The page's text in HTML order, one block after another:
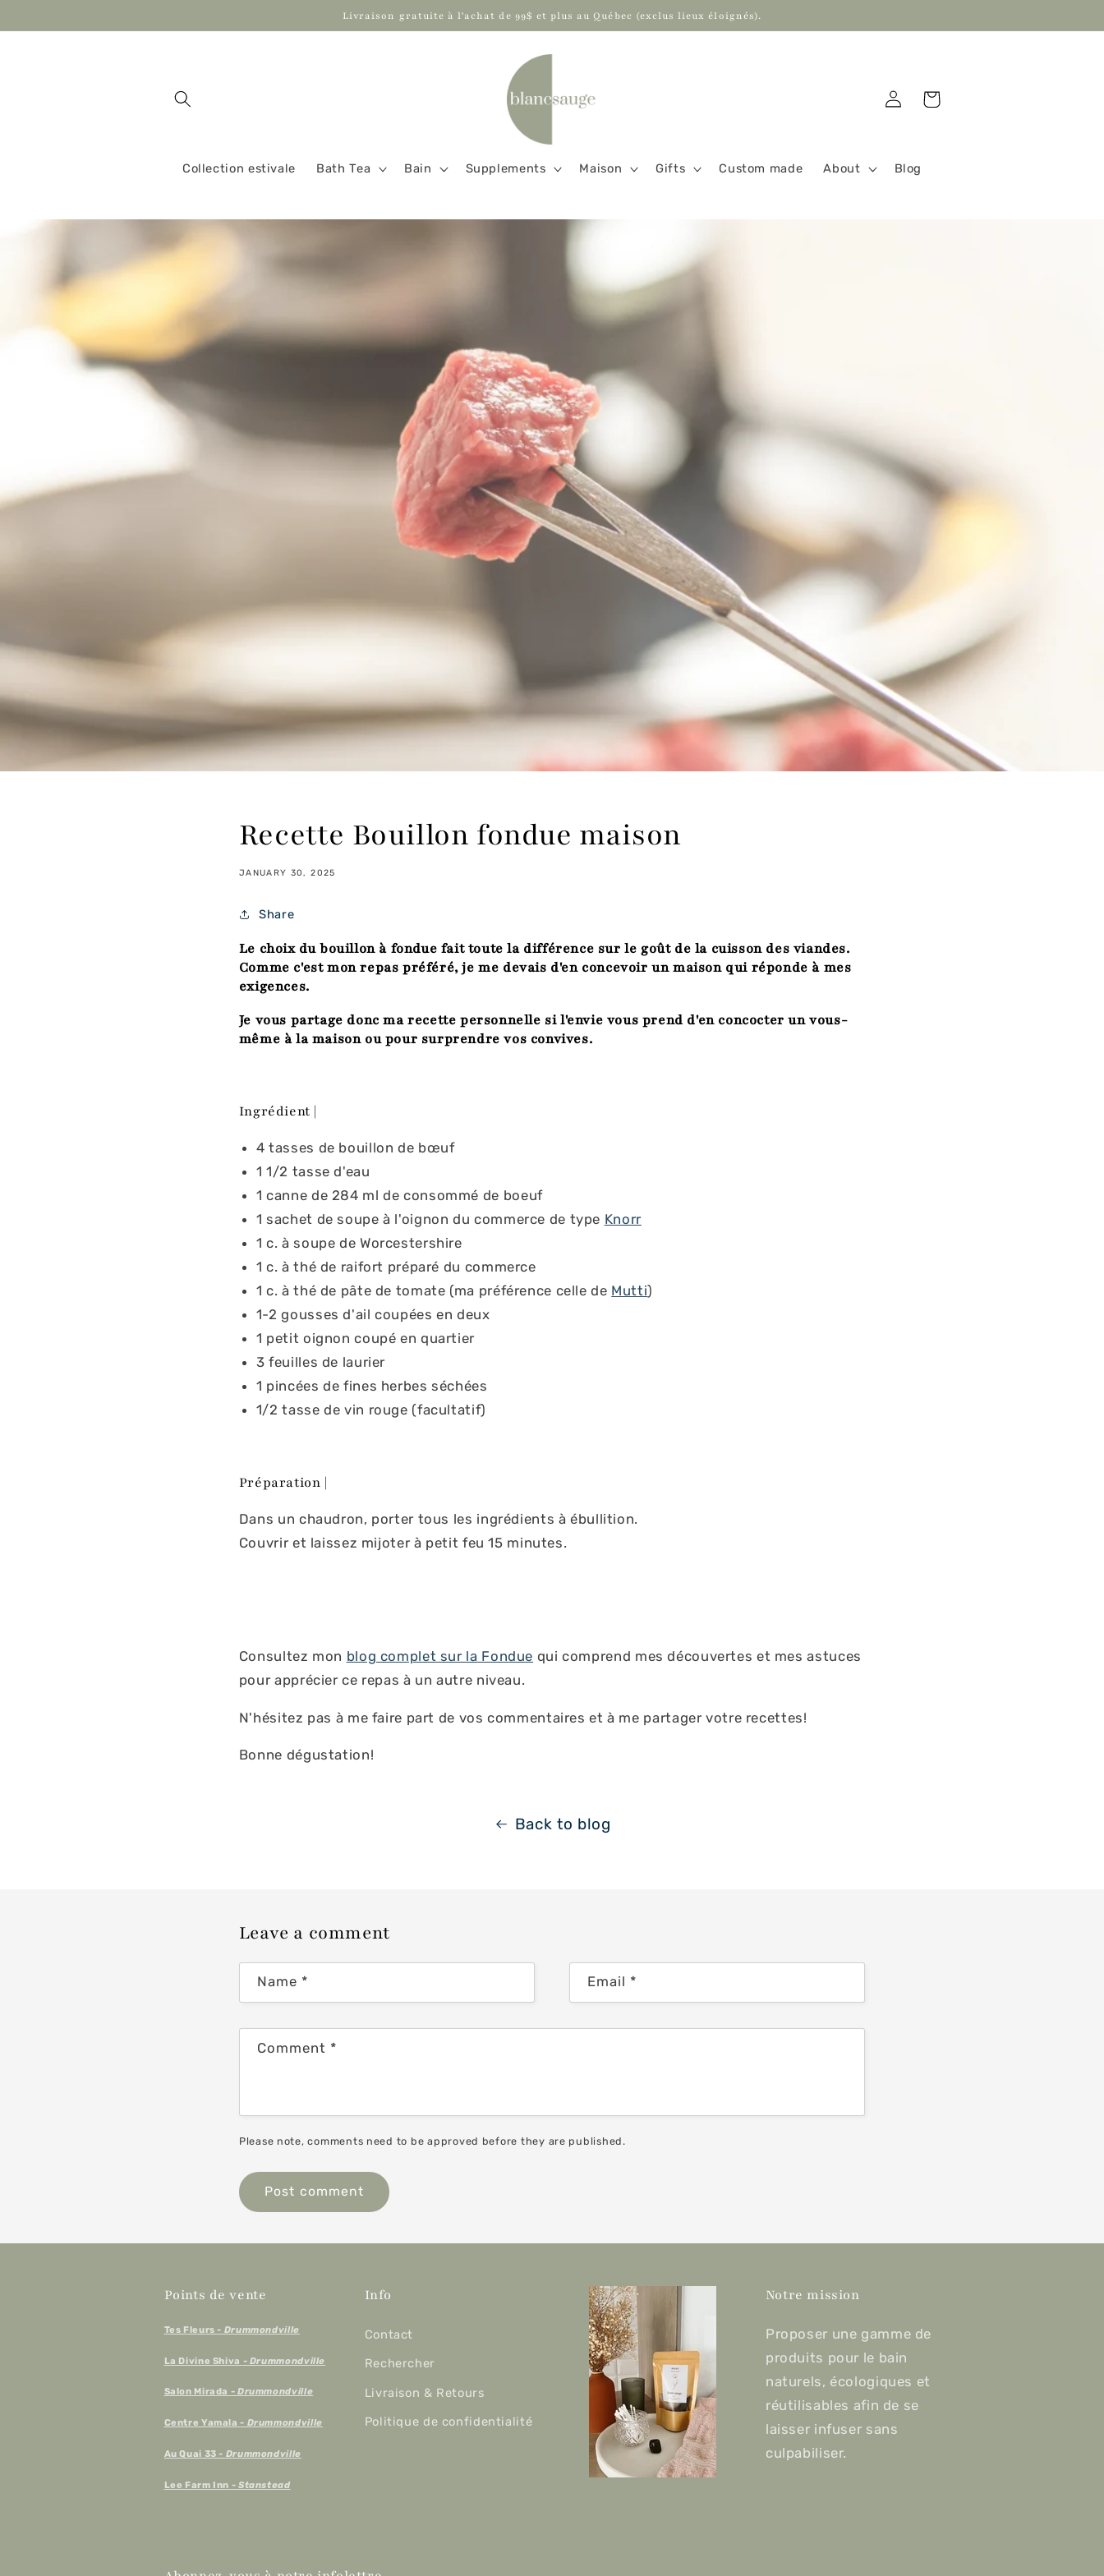
Livraison gratuite à l'achat de 99$ et plus au Québec (exclus lieux éloignés).
Collection estivale Bath Tea Bain Supplements Maison Gifts Custom made About Blog
Log
in
Cart
Recette Bouillon fondue maison
JANUARY 30, 2025
Share
Le choix du bouillon à fondue fait toute la différence sur le goût de la cuisson des viandes.
Comme c'est mon repas préféré, je me devais d'en concevoir un maison qui réponde à mes
exigences.
Je vous partage donc ma recette personnelle si l'envie vous prend d'en concocter un vous-
même à la maison ou pour surprendre vos convives.
Ingrédient |
4 tasses de bouillon de bœuf
1 1/2 tasse d'eau
1 canne de 284 ml de consommé de boeuf
1 sachet de soupe à l'oignon du commerce de type Knorr
1 c. à soupe de Worcestershire
1 c. à thé de raifort préparé du commerce
1 c. à thé de pâte de tomate (ma préférence celle de Mutti)
1-2 gousses d'ail coupées en deux
1 petit oignon coupé en quartier
3 feuilles de laurier
1 pincées de fines herbes séchées
1/2 tasse de vin rouge (facultatif)
Préparation |
Dans un chaudron, porter tous les ingrédients à ébullition.
Couvrir et laissez mijoter à petit feu 15 minutes.
Consultez mon blog complet sur la Fondue qui comprend mes découvertes et mes astuces
pour apprécier ce repas à un autre niveau.
N'hésitez pas à me faire part de vos commentaires et à me partager votre recettes!
Bonne dégustation!
Back to blog
Leave a comment
Name * Email *
Comment *
Please note, comments need to be approved before they are published.
Points de vente
Tes Fleurs- Drummondville
La Divine Shiva - Drummondville
Salon Mirada - Drummondville
Centre Yamala- Drummondville
Au Quai 33 - Drummondville
Lee Farm Inn - Stanstead
Info
Contact
Rechercher
Livraison & Retours
Politique de confidentialité
Notre mission
Proposer une gamme de
produits pour le bain
naturels, écologiques et
réutilisables afin de se
laisser infuser sans
culpabiliser.